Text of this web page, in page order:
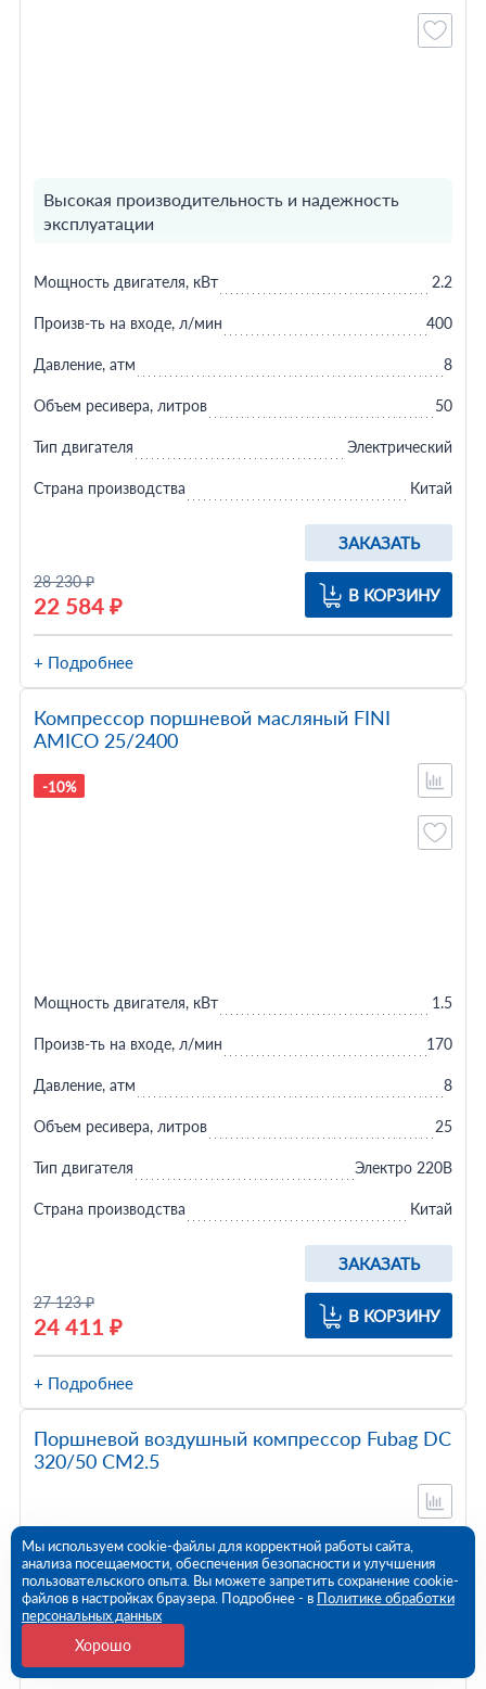
Высокая производительность и надежность
эксплуатации
28 230 ₽
22 584 ₽
ЗАКАЗАТЬ
В КОРЗИНУ
Мощность двигателя, кВт 2.2
Произв-ть на входе, л/мин 400
Давление, атм 8
Объем ресивера, литров 50
Тип двигателя Электрический
Страна производства Китай
+ Подробнее
Компрессор поршневой масляный FINI
AMICO 25/2400
-10%
27 123 ₽
24 411 ₽
ЗАКАЗАТЬ
В КОРЗИНУ
Мощность двигателя, кВт 1.5
Произв-ть на входе, л/мин 170
Давление, атм 8
Объем ресивера, литров 25
Тип двигателя Электро 220В
Страна производства Китай
+ Подробнее
Поршневой воздушный компрессор Fubag DС
320/50 CM2.5
Мы используем cookie-файлы для корректной работы сайта,
анализа посещаемости, обеспечения безопасности и улучшения
пользовательского опыта. Вы можете запретить сохранение cookie-
файлов в настройках браузера. Подробнее - в Политике обработки
персональных данных
Хорошо